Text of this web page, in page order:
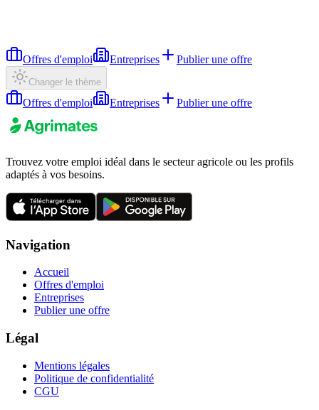
Offres d'emploi Entreprises Publier une offre
Changer le thème
Offres d'emploi Entreprises Publier une offre
Trouvez votre emploi idéal dans le secteur agricole ou les profils
adaptés à vos besoins.
Navigation
Accueil
Offres d'emploi
Entreprises
Publier une offre
Légal
Mentions légales
Politique de confidentialité
CGU